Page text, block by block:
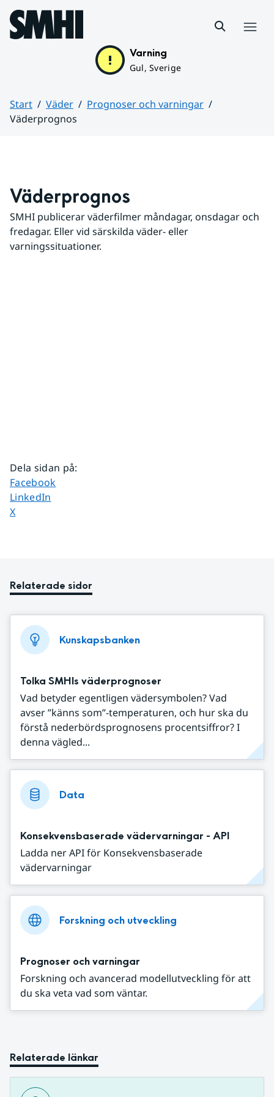
Hoppa till sidans innehåll
Varning
Gul, Sverige
Start Väder
Prognoser och varningar
Väderprognos
Väderprognos
SMHI publicerar väderfilmer måndagar, onsdagar och
fredagar. Eller vid särskilda väder- eller
varningssituationer.
Dela sidan på:
Dela sidan på
Facebook
Dela sidan på
LinkedIn
Dela sidan på
X
Relaterade sidor
Kunskapsbanken
Tolka SMHIs väderprognoser
Vad betyder egentligen vädersymbolen? Vad
avser ”känns som”-temperaturen, och hur ska du
förstå nederbördsprognosens procentsiffror? I
denna vägled...
Data
Konsekvensbaserade vädervarningar - API
Ladda ner API för Konsekvensbaserade
vädervarningar
Forskning och utveckling
Prognoser och varningar
Forskning och avancerad modellutveckling för att
du ska veta vad som väntar.
Relaterade länkar